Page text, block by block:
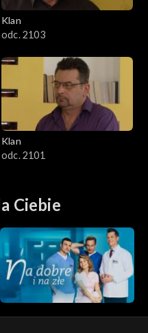
Klan
odc. 2103
Klan
odc. 2101
Ciebie